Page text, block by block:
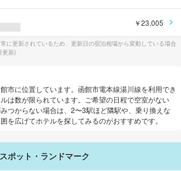
￥23,005
に更新されているため、更新日の宿泊相場から変動している場合
更新)
市に位置しています。 函館市電本線湯川線を利用でき
は数が限られています。ご希望の日程で空室がない
つからない場合は、2〜3駅ほど隣駅や、乗り換えな
を広げてホテルを探してみるのがおすすめです。
ポット・ランドマーク